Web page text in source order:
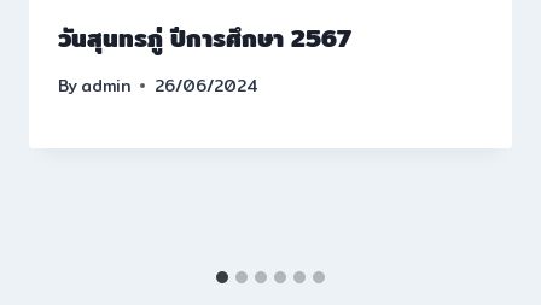
วันสุนทรภู่ ปีการศึกษา 2567
Byadmin 26/06/2024